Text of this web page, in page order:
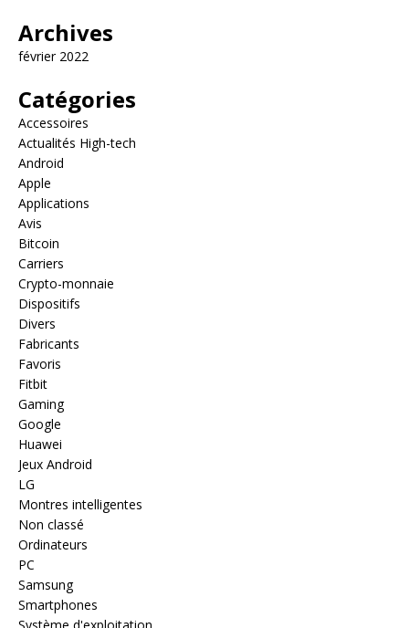
Archives
février 2022
Catégories
Accessoires
Actualités High-tech
Android
Apple
Applications
Avis
Bitcoin
Carriers
Crypto-monnaie
Dispositifs
Divers
Fabricants
Favoris
Fitbit
Gaming
Google
Huawei
Jeux Android
LG
Montres intelligentes
Non classé
Ordinateurs
PC
Samsung
Smartphones